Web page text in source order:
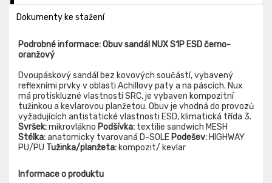
Dokumenty ke stažení
Podrobné informace: Obuv sandál NUX S1P ESD černo-
oranžový
Dvoupáskový sandál bez kovových součástí, vybavený
reflexními prvky v oblasti Achillovy paty a na páscích. Nux
má protiskluzné vlastnosti SRC, je vybaven kompozitní
tužinkou a kevlarovou planžetou. Obuv je vhodná do provozů
vyžadujících antistatické vlastnosti ESD, klimatická třída 3.
Svršek:mikrovlákno Podšívka: textilie sandwich MESH
Stélka:anatomicky tvarovaná D-SOLE Podešev: HIGHWAY
PU/PU Tužinka/planžeta: kompozit/ kevlar
Informace o produktu